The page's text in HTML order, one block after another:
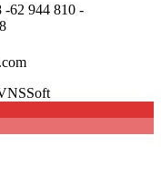
-62 944 810 -